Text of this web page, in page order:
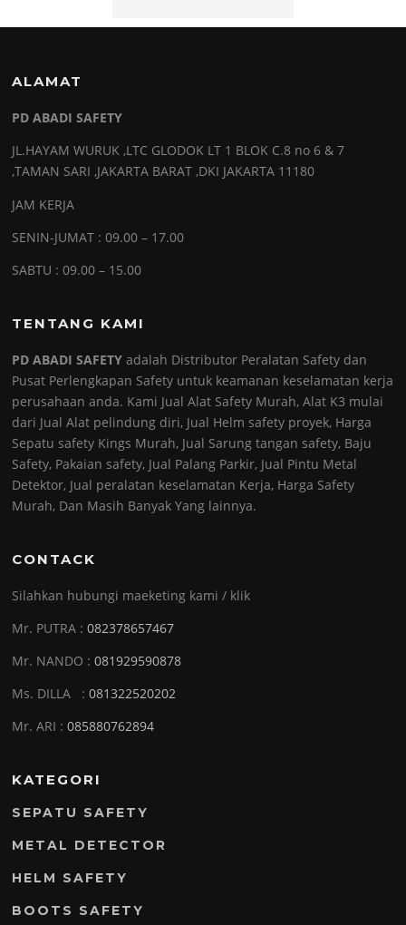
ALAMAT
PD ABADI SAFETY
JL.HAYAM WURUK ,LTC GLODOK LT 1 BLOK C.8 no 6 & 7
,TAMAN SARI ,JAKARTA BARAT ,DKI JAKARTA 11180
JAM KERJA
SENIN-JUMAT : 09.00 – 17.00
SABTU : 09.00 – 15.00
TENTANG KAMI
PD ABADI SAFETY adalah Distributor Peralatan Safety dan
Pusat Perlengkapan Safety untuk keamanan keselamatan kerja
perusahaan anda. Kami Jual Alat Safety Murah, Alat K3 mulai
dari Jual Alat pelindung diri, Jual Helm safety proyek, Harga
Sepatu safety Kings Murah, Jual Sarung tangan safety, Baju
Safety, Pakaian safety, Jual Palang Parkir, Jual Pintu Metal
Detektor, Jual peralatan keselamatan Kerja, Harga Safety
Murah, Dan Masih Banyak Yang lainnya.
CONTACK
Silahkan hubungi maeketing kami / klik
Mr. PUTRA :082378657467
Mr. NANDO :081929590878
Ms. DILLA :081322520202
Mr. ARI :085880762894
KATEGORI
SEPATU SAFETY
METAL DETECTOR
HELM SAFETY
BOOTS SAFETY